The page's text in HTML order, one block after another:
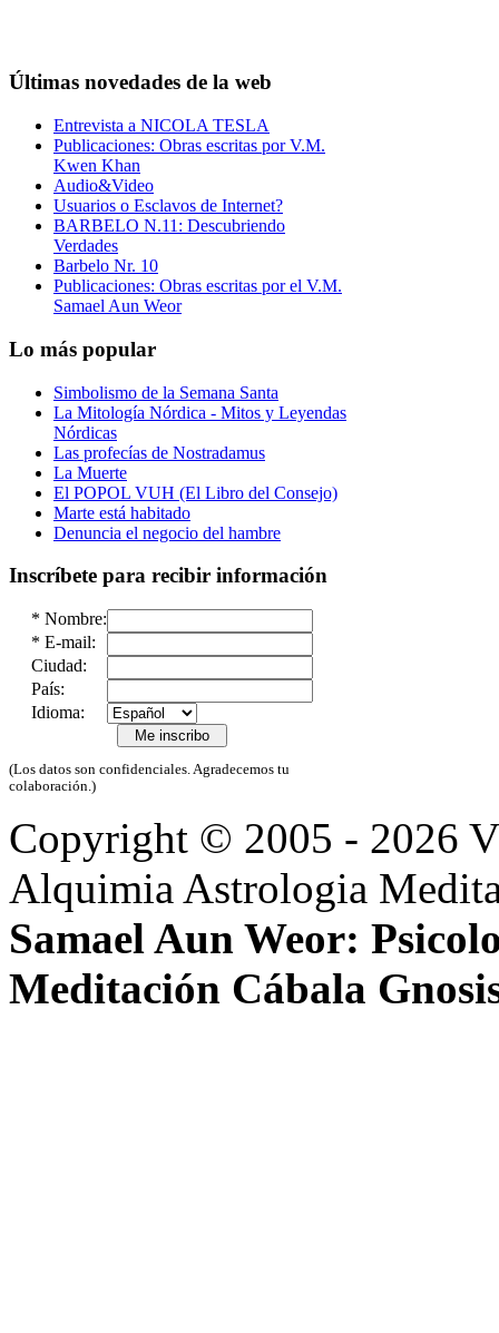
Últimas novedades de la web
Entrevista a NICOLA TESLA
Publicaciones: Obras escritas por V.M.
Kwen Khan
Audio&Video
Usuarios o Esclavos de Internet?
BARBELO N.11: Descubriendo
Verdades
Barbelo Nr. 10
Publicaciones: Obras escritas por el V.M.
Samael Aun Weor
Lo más popular
Simbolismo de la Semana Santa
La Mitología Nórdica - Mitos y Leyendas
Nórdicas
Las profecías de Nostradamus
La Muerte
El POPOL VUH (El Libro del Consejo)
Marte está habitado
Denuncia el negocio del hambre
Inscríbete para recibir información
* Nombre:
* E-mail:
Ciudad:
País:
Idioma:
(Los datos son confidenciales. Agradecemos tu
colaboración.)
Copyright © 2005 - 2026
Alquimia Astrologia
Samael Aun Weor:
Meditación Cábala